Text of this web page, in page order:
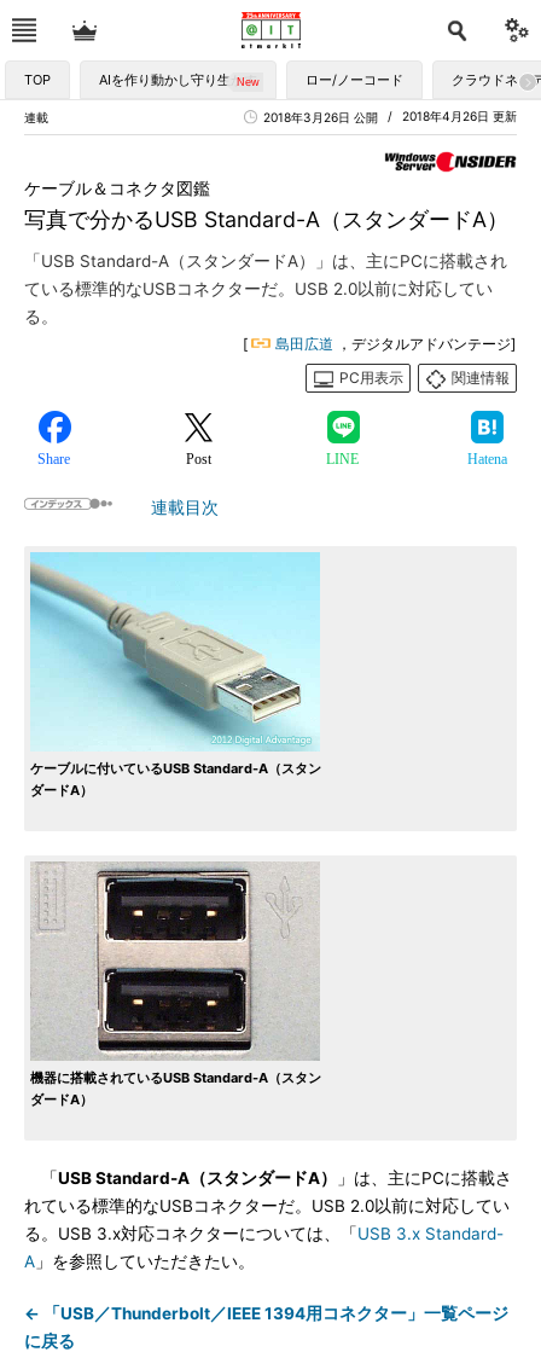
TOP AIを作り動かし守り生かす ロー/ノーコード クラウドネイ
連載 2018年4月26日 更新
2018年3月26日 公開
写真で分かるUSB Standard-A（スタンダードA）
ケーブル＆コネクタ図鑑
「USB Standard-A（スタンダードA）」は、主にPCに搭載され
ている標準的なUSBコネクターだ。USB 2.0以前に対応してい
る。
[ 島田広道 ，デジタルアドバンテージ]
PC用表示
関連情報
Share Post LINE Hatena
連載目次
ケーブルに付いているUSB Standard-A（スタン
ダードA）
機器に搭載されているUSB Standard-A（スタン
ダードA）
「USB Standard-A（スタンダードA）
」は、主にPCに搭載さ
れている標準的なUSBコネクターだ。USB 2.0以前に対応してい
る。USB 3.x対応コネクターについては、「USB 3.x Standard-
A 」を参照していただきたい。
← 「USB／Thunderbolt／IEEE 1394用コネクター」一覧ページ
に戻る